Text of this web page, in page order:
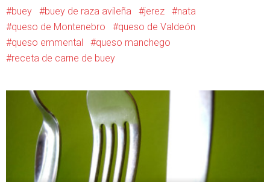
buey buey de raza avileña jerez
nata
queso de Montenebro
queso de Valdeón
queso emmental
queso manchego
receta de carne de buey